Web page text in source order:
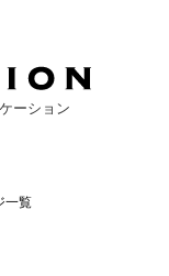
ーション
一覧